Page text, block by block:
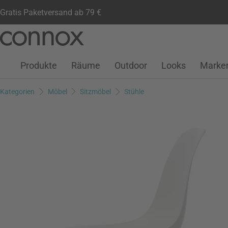
Gratis Paketversand ab 79 €
Seiteninhalt
Suchfeld
Kundenkonto
Wunschliste
Warenkorb
Produkte Räume Outdoor Looks
Kategorien Möbel Sitzmöbel Stühle